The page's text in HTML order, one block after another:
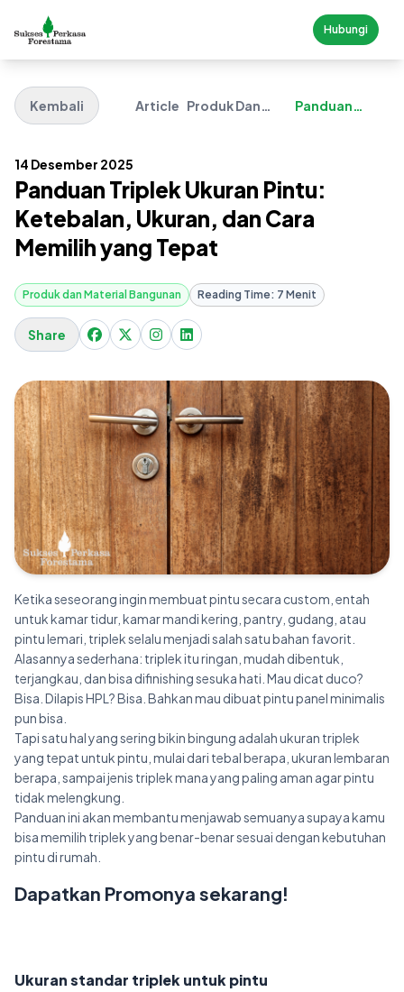
Hubungi
Kembali Article Produk Dan
Panduan
14 Desember 2025
Panduan Triplek Ukuran Pintu:
Ketebalan, Ukuran, dan Cara
Memilih yang Tepat
Produk dan Material Bangunan Reading Time: 7 Menit
Share
Ketika seseorang ingin membuat pintu secara custom, entah
untuk kamar tidur, kamar mandi kering, pantry, gudang, atau
pintu lemari, triplek selalu menjadi salah satu bahan favorit.
Alasannya sederhana: triplek itu ringan, mudah dibentuk,
terjangkau, dan bisa difinishing sesuka hati. Mau dicat duco?
Bisa. Dilapis HPL? Bisa. Bahkan mau dibuat pintu panel minimalis
pun bisa.
Tapi satu hal yang sering bikin bingung adalah ukuran triplek
yang tepat untuk pintu, mulai dari tebal berapa, ukuran lembaran
berapa, sampai jenis triplek mana yang paling aman agar pintu
tidak melengkung.
Panduan ini akan membantu menjawab semuanya supaya kamu
bisa memilih triplek yang benar-benar sesuai dengan kebutuhan
pintu di rumah.
Dapatkan Promonya sekarang!
Ukuran standar triplek untuk pintu